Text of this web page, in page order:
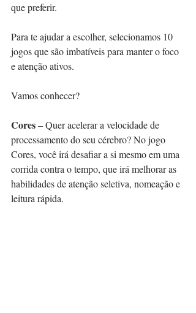
que preferir.
Para te ajudar a escolher, selecionamos 10
jogos que são imbatíveis para manter o foco
e atenção ativos.
Vamos conhecer?
Cores – Quer acelerar a velocidade de
processamento do seu cérebro? No jogo
Cores, você irá desafiar a si mesmo em uma
corrida contra o tempo, que irá melhorar as
habilidades de atenção seletiva, nomeação e
leitura rápida.⠀⠀